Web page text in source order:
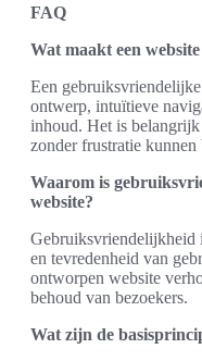
FAQ
Wat maakt een
Een
ontwerp, intuïtieve
inhoud. Het is belangrijk
zonder frustratie kunnen
Waarom is
website?
Gebruiksvriendelijkheid
en tevredenheid van
ontworpen website
behoud van bezoekers.
Wat zijn de